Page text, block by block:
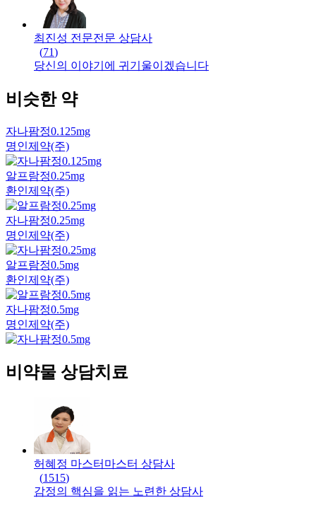
최진성 전문전문 상담사
(71)
당신의 이야기에 귀기울이겠습니다
비슷한 약
자나팜정0.125mg
명인제약(주)
알프람정0.25mg
환인제약(주)
자나팜정0.25mg
명인제약(주)
알프람정0.5mg
환인제약(주)
자나팜정0.5mg
명인제약(주)
비약물 상담치료
허혜정 마스터 마스터 상담사
(1515)
감정의 핵심을 읽는 노련한 상담사